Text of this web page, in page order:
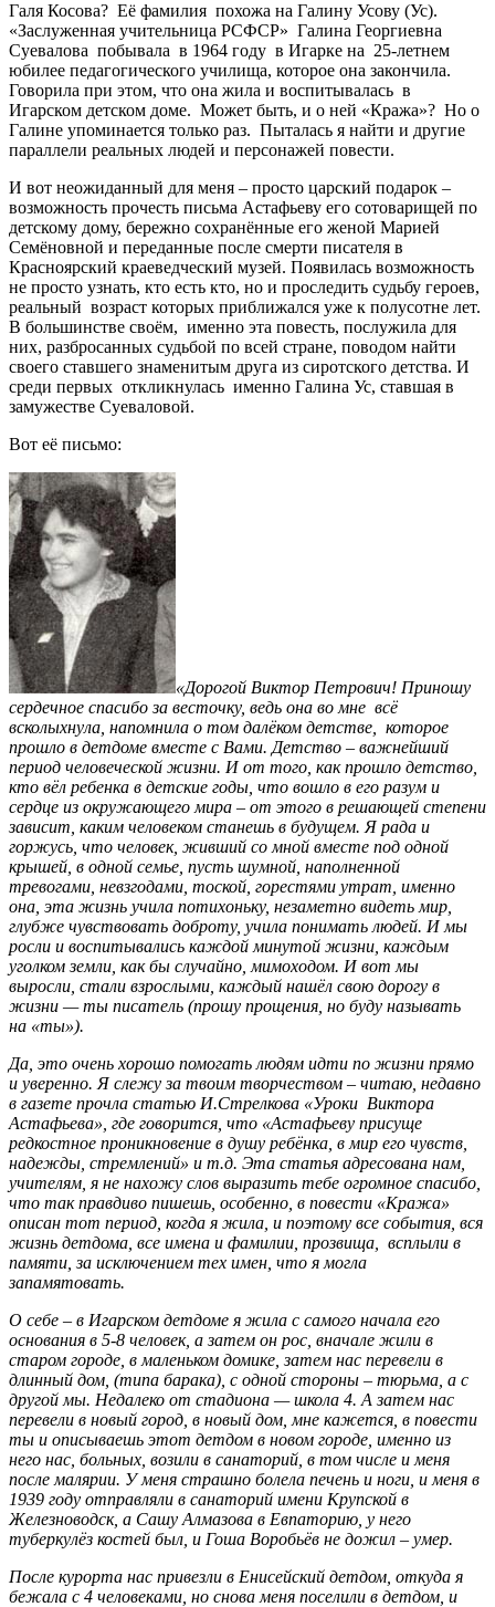
Галя Косова? Её фамилия похожа на Галину Усову (Ус).
«Заслуженная учительница РСФСР» Галина Георгиевна
Суевалова побывала в 1964 году в Игарке на 25-летнем
юбилее педагогического училища, которое она закончила.
Говорила при этом, что она жила и воспитывалась в
Игарском детском доме. Может быть, и о ней «Кража»? Но о
Галине упоминается только раз. Пыталась я найти и другие
параллели реальных людей и персонажей повести.
И вот неожиданный для меня – просто царский подарок –
возможность прочесть письма Астафьеву его сотоварищей по
детскому дому, бережно сохранённые его женой Марией
Семёновной и переданные после смерти писателя в
Красноярский краеведческий музей. Появилась возможность
не просто узнать, кто есть кто, но и проследить судьбу героев,
реальный возраст которых приближался уже к полусотне лет.
В большинстве своём, именно эта повесть, послужила для
них, разбросанных судьбой по всей стране, поводом найти
своего ставшего знаменитым друга из сиротского детства. И
среди первых откликнулась именно Галина Ус, ставшая в
замужестве Суеваловой.
Вот её письмо:
«Дорогой Виктор Петрович! Приношу
сердечное спасибо за весточку, ведь она во мне всё
всколыхнула, напомнила о том далёком детстве, которое
прошло в детдоме вместе с Вами. Детство – важнейший
период человеческой жизни. И от того, как прошло детство,
кто вёл ребенка в детские годы, что вошло в его разум и
сердце из окружающего мира – от этого в решающей степени
зависит, каким человеком станешь в будущем. Я рада и
горжусь, что человек, живший со мной вместе под одной
крышей, в одной семье, пусть шумной, наполненной
тревогами, невзгодами, тоской, горестями утрат, именно
она, эта жизнь учила потихоньку, незаметно видеть мир,
глубже чувствовать доброту, учила понимать людей. И мы
росли и воспитывались каждой минутой жизни, каждым
уголком земли, как бы случайно, мимоходом. И вот мы
выросли, стали взрослыми, каждый нашёл свою дорогу в
жизни — ты писатель (прошу прощения, но буду называть
на «ты»).
Да, это очень хорошо помогать людям идти по жизни прямо
и уверенно. Я слежу за твоим творчеством – читаю, недавно
в газете прочла статью И.Стрелкова «Уроки Виктора
Астафьева», где говорится, что «Астафьеву присуще
редкостное проникновение в душу ребёнка, в мир его чувств,
надежды, стремлений» и т.д. Эта статья адресована нам,
учителям, я не нахожу слов выразить тебе огромное спасибо,
что так правдиво пишешь, особенно, в повести «Кража»
описан тот период, когда я жила, и поэтому все события, вся
жизнь детдома, все имена и фамилии, прозвища, всплыли в
памяти, за исключением тех имен, что я могла
запамятовать.
О себе – в Игарском детдоме я жила с самого начала его
основания в 5-8 человек, а затем он рос, вначале жили в
старом городе, в маленьком домике, затем нас перевели в
длинный дом, (типа барака), с одной стороны – тюрьма, а с
другой мы. Недалеко от стадиона — школа 4. А затем нас
перевели в новый город, в новый дом, мне кажется, в повести
ты и описываешь этот детдом в новом городе, именно из
него нас, больных, возили в санаторий, в том числе и меня
после малярии. У меня страшно болела печень и ноги, и меня в
1939 году отправляли в санаторий имени Крупской в
Железноводск, а Сашу Алмазова в Евпаторию, у него
туберкулёз костей был, и Гоша Воробьёв не дожил – умер.
После курорта нас привезли в Енисейский детдом, откуда я
бежала с 4 человеками, но снова меня поселили в детдом, и